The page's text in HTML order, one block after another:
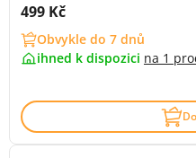
Cena s DPH:
499 Kč
Obvykle do 7 dnů
ihned k dispozici na 1